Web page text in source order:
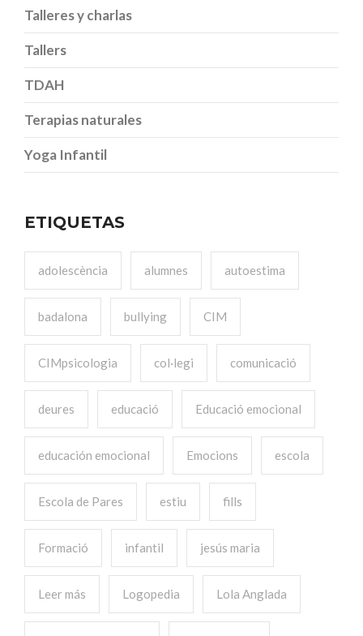
Talleres y charlas
Tallers
TDAH
Terapias naturales
Yoga Infantil
ETIQUETAS
adolescència alumnes autoestima
badalona bullying CIM
CIMpsicologia col·legi comunicació
deures educació Educació emocional
educación emocional Emocions escola
Escola de Pares estiu fills
Formació infantil jesús maria
Leer más Logopedia Lola Anglada